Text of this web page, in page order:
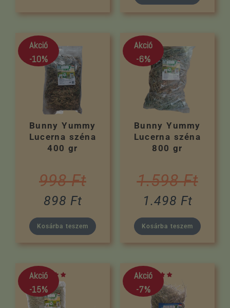
Akció
-10%
Bunny Yummy
Lucerna széna
400 gr
998Ft
898 Ft
Kosárba teszem
Akció
-6%
Bunny Yummy
Lucerna széna
800 gr
1.598Ft
1.498 Ft
Kosárba teszem
Akció
-15%
Akció
-7%